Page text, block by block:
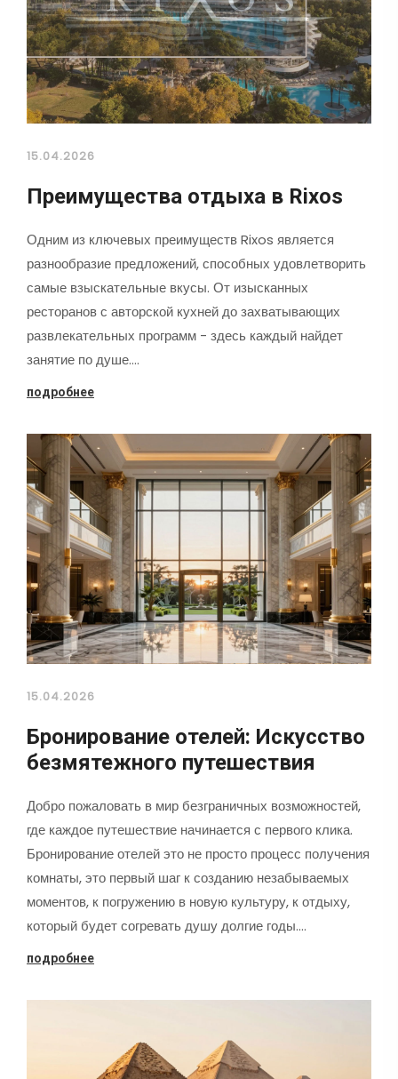
15.04.2026
Преимущества отдыха в Rixos
Одним из ключевых преимуществ Rixos является
разнообразие предложений, способных удовлетворить
самые взыскательные вкусы. От изысканных
ресторанов с авторской кухней до захватывающих
развлекательных программ - здесь каждый найдет
занятие по душе.…
подробнее
15.04.2026
Бронирование отелей: Искусство
безмятежного путешествия
Добро пожаловать в мир безграничных возможностей,
где каждое путешествие начинается с первого клика.
Бронирование отелей это не просто процесс получения
комнаты, это первый шаг к созданию незабываемых
моментов, к погружению в новую культуру, к отдыху,
который будет согревать душу долгие годы.…
подробнее